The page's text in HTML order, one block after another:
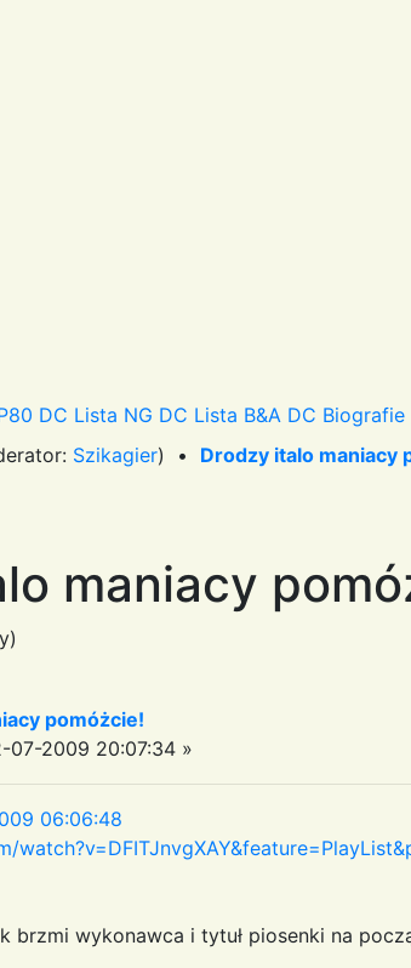
DC Lista NG DC Lista B&A DC Biografie
Szikagier) • Drodzy italo maniacy
maniacy
pomóżcie!
07-2009 20:07:34 »
06:06:48
brzmi wykonawca i tytuł piosenki na